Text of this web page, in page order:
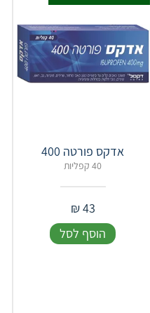
אדקס פורטה 400
40 קפליות
43
₪
הוסף לסל